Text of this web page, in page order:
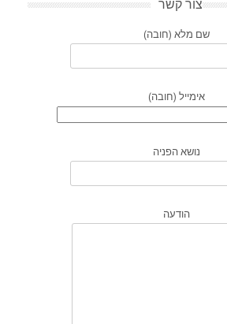
צור קשר
שם מלא (חובה)
אימייל (חובה)
נושא הפניה
הודעה